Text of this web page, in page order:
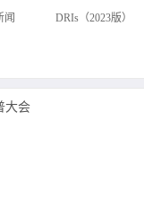
闻 DRIs（2023版）
大会